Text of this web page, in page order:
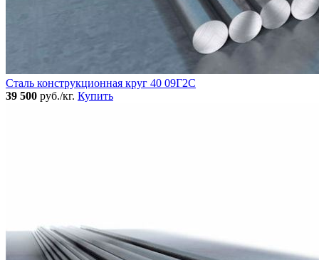
Сталь конструкционная круг 40 09Г2С
39 500 руб./кг. Купить